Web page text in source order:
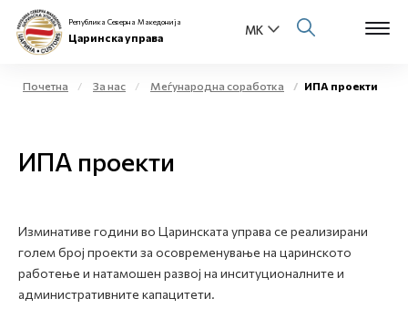
Физички лица
Бизнис заедница
Е-Царина
Република Северна Македонија
Царинска управа
Почетна За нас Меѓународна соработка ИПА проекти
ИПА проекти
Изминативе години во Царинската управа се реализирани
голем број проекти за осовременување на царинското
работење и натамошен развој на инситуционалните и
административните капацитети.